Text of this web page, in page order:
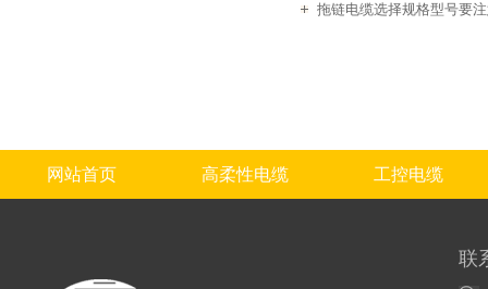
拖链电缆选择规格型号要
网站首页 高柔性电缆 工控电缆
联